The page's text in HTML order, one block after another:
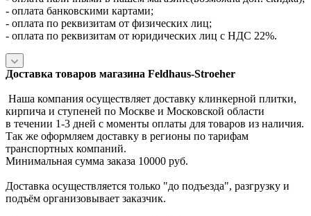
- оплата банковскими картами;
- оплата по реквизитам от физических лиц;
- оплата по реквизитам от юридических лиц с НДС 22%.
Доставка товаров магазина Feldhaus-Stroeher
Наша компания осуществляет доставку клинкерной плитки,
кирпича и ступеней по Москве и Московской области
в течении 1-3 дней с моменты оплаты для товаров из наличия.
Так же оформляем доставку в регионы по тарифам
транспортных компаний.
Минимальная сумма заказа 10000 руб.
Доставка осуществляется только "до подъезда", разгрузку и
подъём организовывает заказчик.